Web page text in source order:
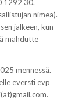
1292 30.
nimeä).
jälkeen, kun
mahdutte
mennessä.
eversti evp